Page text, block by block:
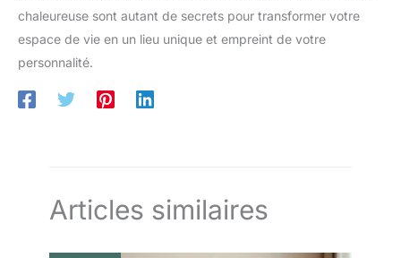
chaleureuse sont autant de secrets pour transformer votre
espace de vie en un lieu unique et empreint de votre
personnalité.
Articles similaires